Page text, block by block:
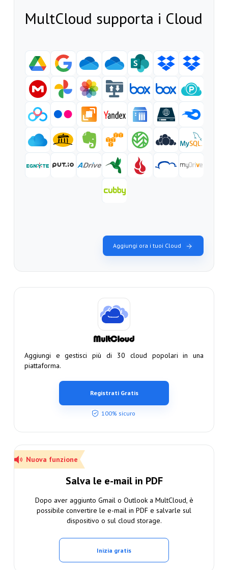
MultCloud supporta i Cloud
Aggiungi ora i tuoi Cloud
Aggiungi e gestisci più di 30 cloud popolari in una
piattaforma.
Registrati Gratis
100% sicuro
Nuova funzione
Salva le e-mail in PDF
Dopo aver aggiunto Gmail o Outlook a MultCloud, è
possibile convertire le e-mail in PDF e salvarle sul
dispositivo o sul cloud storage.
Inizia gratis